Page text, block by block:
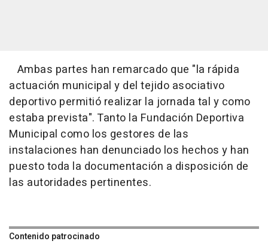
Ambas partes han remarcado que "la rápida
actuación municipal y del tejido asociativo
deportivo permitió realizar la jornada tal y como
estaba prevista". Tanto la Fundación Deportiva
Municipal como los gestores de las
instalaciones han denunciado los hechos y han
puesto toda la documentación a disposición de
las autoridades pertinentes.
Contenido patrocinado